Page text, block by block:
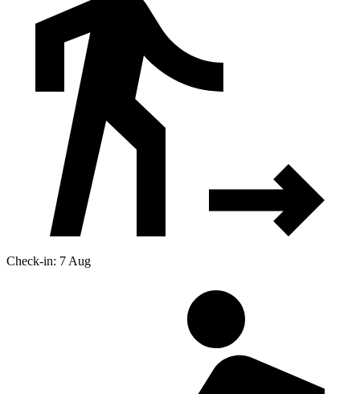
Check-in: 7 Aug